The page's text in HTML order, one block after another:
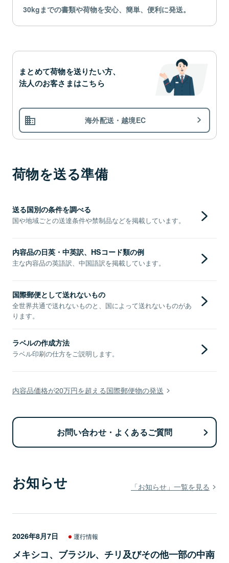
30kgまでの書類や荷物を安心、簡単、便利に発送。
まとめて荷物を送りたい方、
法人のお客さまはこちら
海外配送・越境EC
荷物を送る準備
送る国別の条件を調べる
国や地域ごとの送達条件や禁制品などを掲載しています。
内容品の日英・中英訳、HSコード類の例
主な内容品の英語訳、中国語訳を掲載しています。
国際郵便として送れないもの
全世界共通で送れないものと、国によって送れないものがあ
ります。
ラベルの作成方法
ラベル印刷の仕方をご説明します。
内容品価格が20万円を超える国際郵便物の発送
お問い合わせ・よくあるご質問
お知らせ 「お知らせ」一覧を見る
2026年8月7日 運行情報
メキシコ、ブラジル、チリ及びその他一部の中南